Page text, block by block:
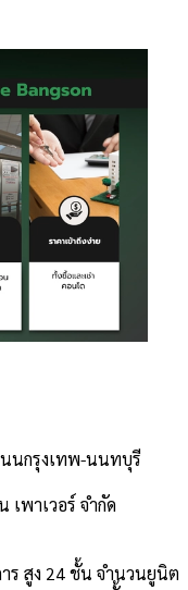
นกรุงเทพ-นนทบุรี
เพาเวอร์ จำกัด
ร สูง 24 ชั้น จำนวนยูนิต